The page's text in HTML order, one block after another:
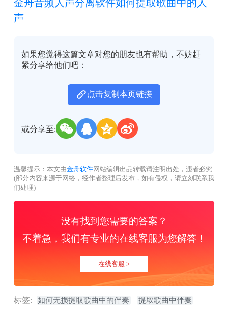
金舟音频人声分离软件如何提取歌曲中的人
声
如果您觉得这篇文章对您的朋友也有帮助，不妨赶
紧分享给他们吧：
点击复制本页链接
或分享至:
温馨提示：本文由金舟软件网站编辑出品转载请注明出处，违者必究
(部分内容来源于网络，经作者整理后发布，如有侵权，请立刻联系我
们处理)
没有找到您需要的答案？
不着急，我们有专业的在线客服为您解答！
在线客服 >
标签: 如何无损提取歌曲中的伴奏 提取歌曲中伴奏